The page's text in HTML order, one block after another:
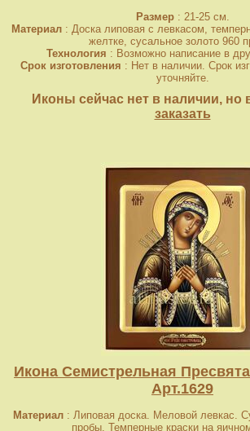
Размер: 21-25 см.
Материал: Доска липовая с левкасом,
желтке, сусальное золото 960
Технология : Возможно написание в
Срок изготовления : Нет в наличии. Срок
уточняйте.
Иконы сейчас нет в наличии, но
заказать
Икона Семистрельная
Арт.1629
Материал : Липовая доска. Меловой левкас.
пробы. Темперные краски на